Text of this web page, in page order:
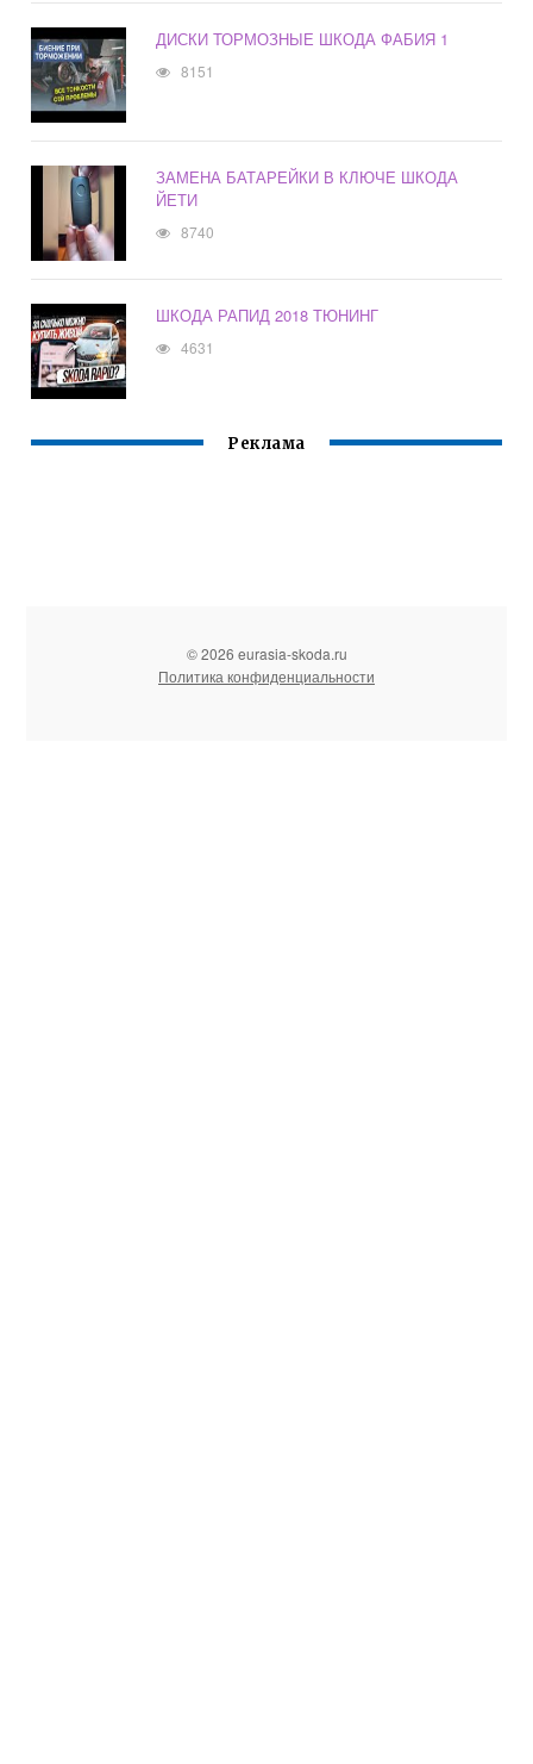
ДИСКИ ТОРМОЗНЫЕ ШКОДА ФАБИЯ 1
8151
ЗАМЕНА БАТАРЕЙКИ В КЛЮЧЕ ШКОДА
ЙЕТИ
8740
ШКОДА РАПИД 2018 ТЮНИНГ
4631
Реклама
© 2026 eurasia-skoda.ru
Политика конфиденциальности